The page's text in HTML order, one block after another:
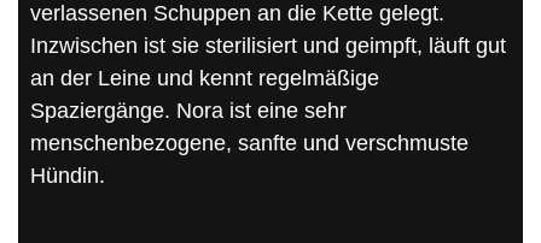
verlassenen Schuppen an die Kette gelegt.
Inzwischen ist sie sterilisiert und geimpft, läuft gut
an der Leine und kennt regelmäßige
Spaziergänge. Nora ist eine sehr
menschenbezogene, sanfte und verschmuste
Hündin.